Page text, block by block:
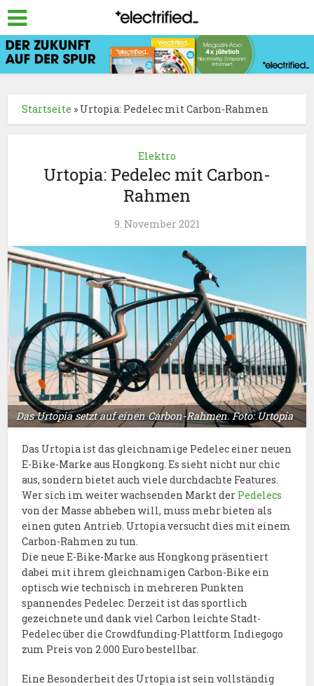
Startseite » Urtopia: Pedelec mit Carbon-Rahmen
Elektro
Urtopia: Pedelec mit Carbon-
Rahmen
9. November 2021
Das Urtopia setzt auf einen Carbon-Rahmen. Foto: Urtopia
Das Urtopia ist das gleichnamige Pedelec einer neuen
E-Bike-Marke aus Hongkong. Es sieht nicht nur chic
aus, sondern bietet auch viele durchdachte Features.
Wer sich im weiter wachsenden Markt der Pedelecs
von der Masse abheben will, muss mehr bieten als
einen guten Antrieb. Urtopia versucht dies mit einem
Carbon-Rahmen zu tun.
Die neue E-Bike-Marke aus Hongkong präsentiert
dabei mit ihrem gleichnamigen Carbon-Bike ein
optisch wie technisch in mehreren Punkten
spannendes Pedelec. Derzeit ist das sportlich
gezeichnete und dank viel Carbon leichte Stadt-
Pedelec über die Crowdfunding-Plattform Indiegogo
zum Preis von 2.000 Euro bestellbar.
Eine Besonderheit des Urtopia ist sein vollständig